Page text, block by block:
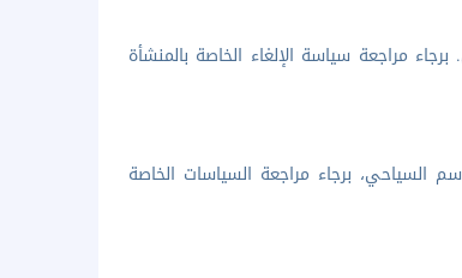
مراجعة سياسة الإلغاء الخاصة بالمنشأة
السياحي، برجاء مراجعة السياسات الخاصة